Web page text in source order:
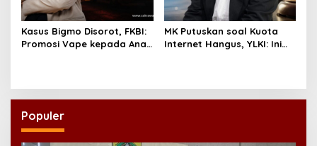
Kasus Bigmo Disorot, FKBI:
Promosi Vape kepada Anak
MK Putuskan soal Kuota
Internet Hangus, YLKI: Ini
Populer